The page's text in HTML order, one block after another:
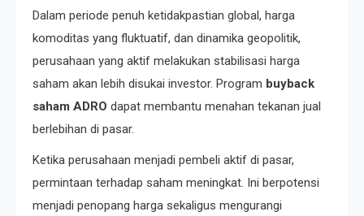
Dalam periode penuh ketidakpastian global, harga
komoditas yang fluktuatif, dan dinamika geopolitik,
perusahaan yang aktif melakukan stabilisasi harga
saham akan lebih disukai investor. Program buyback
saham ADRO dapat membantu menahan tekanan jual
berlebihan di pasar.
Ketika perusahaan menjadi pembeli aktif di pasar,
permintaan terhadap saham meningkat. Ini berpotensi
menjadi penopang harga sekaligus mengurangi